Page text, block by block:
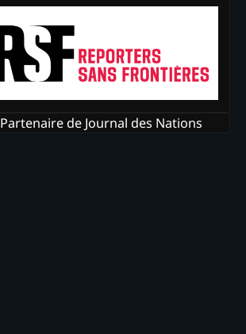
Partenaire de Journal des Nations